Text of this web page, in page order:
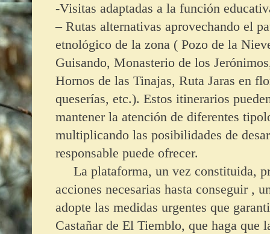
-Visitas adaptadas a la función
– Rutas alternativas aprovechando el
etnológico de la zona ( Pozo de la
Guisando, Monasterio de los
Hornos de las Tinajas, Ruta Jaras en
queserías, etc.). Estos itinerarios
mantener la atención de diferentes
multiplicando las posibilidades de
responsable puede ofrecer.
La plataforma, un vez constituida,
acciones necesarias hasta conseguir ,
adopte las medidas urgentes que
Castañar de El Tiemblo, que haga que